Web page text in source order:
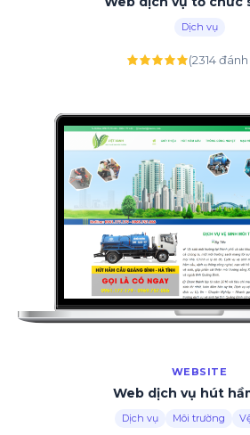
Dịch vụ
(2314
WEBSITE
Web dịch vụ hút
Dịch vụ Môi trường